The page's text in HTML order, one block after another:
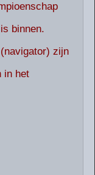
binnen.
zijn
in het